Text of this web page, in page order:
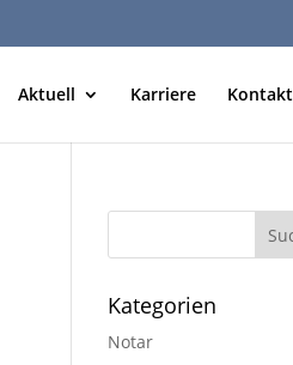
Aktuell Karriere Kontakt
Kategorien
Notar